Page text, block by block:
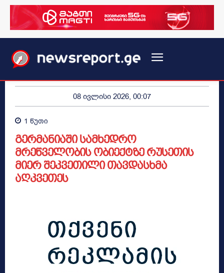
08 ივლისი 2026, 00:07
1 წუთი
გერმანიაში სამხედრო
მრეწველობის ობიექტზე რუსეთის
მიერ შეკვეთილი თავდასხმა
აღკვეთეს